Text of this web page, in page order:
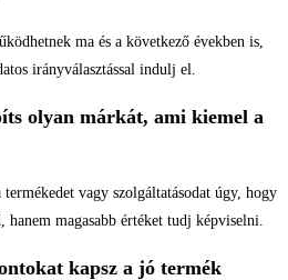
ma és a következő években is,
irányválasztással indulj el.
olyan márkát, ami kiemel a
vagy szolgáltatásodat úgy, hogy
magasabb értéket tudj képviselni.
kapsz a jó termék